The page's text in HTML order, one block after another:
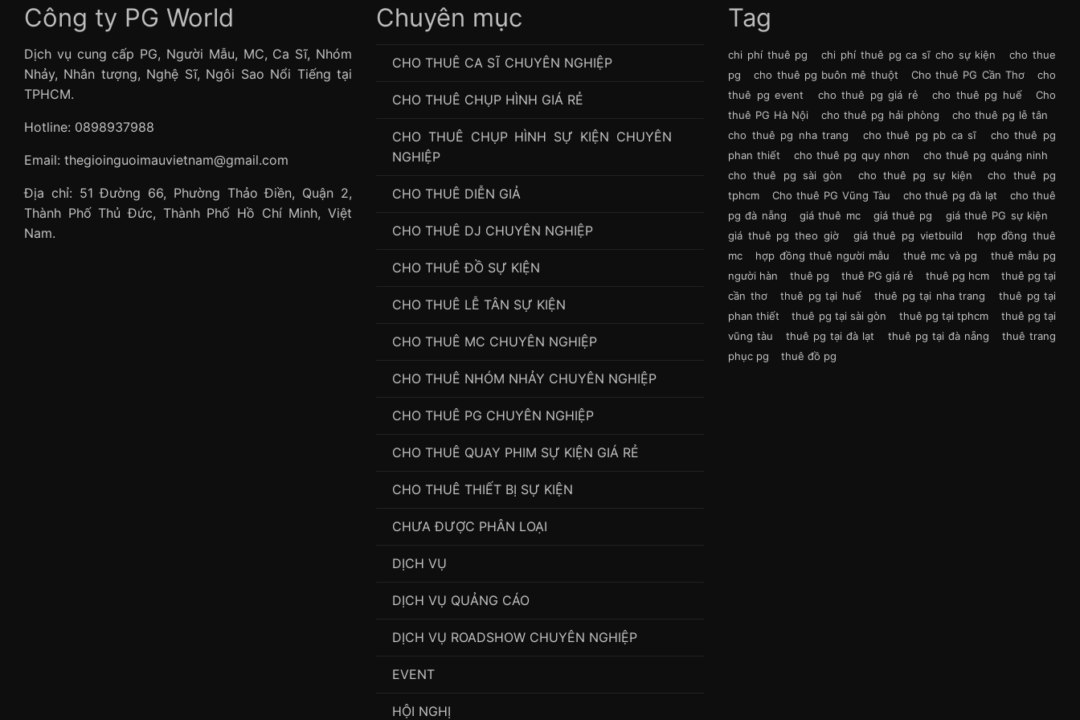
Công ty PG World
Dịch vụ cung cấp PG, Người Mẫu, MC, Ca Sĩ, Nhóm
Nhảy, Nhân tượng, Nghệ Sĩ, Ngôi Sao Nổi Tiếng tại
TPHCM.
Hotline: 0898937988
Email: thegioinguoimauvietnam@gmail.com
Địa chỉ: 51 Đường 66, Phường Thảo Điền, Quận 2,
Thành Phố Thủ Đức, Thành Phố Hồ Chí Minh, Việt
Nam.
Chuyên mục
CHO THUÊ CA SĨ CHUYÊN NGHIỆP
CHO THUÊ CHỤP HÌNH GIÁ RẺ
CHO THUÊ CHỤP HÌNH SỰ KIỆN CHUYÊN
NGHIỆP
CHO THUÊ DIỄN GIẢ
CHO THUÊ DJ CHUYÊN NGHIỆP
CHO THUÊ ĐỒ SỰ KIỆN
CHO THUÊ LỄ TÂN SỰ KIỆN
CHO THUÊ MC CHUYÊN NGHIỆP
CHO THUÊ NHÓM NHẢY CHUYÊN NGHIỆP
CHO THUÊ PG CHUYÊN NGHIỆP
CHO THUÊ QUAY PHIM SỰ KIỆN GIÁ RẺ
CHO THUÊ THIẾT BỊ SỰ KIỆN
CHƯA ĐƯỢC PHÂN LOẠI
DỊCH VỤ
DỊCH VỤ QUẢNG CÁO
DỊCH VỤ ROADSHOW CHUYÊN NGHIỆP
EVENT
HỘI NGHỊ
Tag
chi phí thuê pg chi phí thuê pg ca sĩ cho sự kiện
cho thue
pg
cho thuê pg buôn mê thuột Cho thuê PG Cần Thơ
cho
thuê pg event
cho thuê pg giá rẻ cho thuê pg huế
Cho
thuê PG Hà Nội
cho thuê pg hải phòng
cho thuê pg lễ tân
cho thuê pg nha trang
cho thuê pg pb ca sĩ
cho thuê pg
phan thiết
cho thuê pg quy nhơn
cho thuê pg quảng ninh
cho thuê pg sài gòn
cho thuê pg sự kiện
cho thuê pg
tphcm
Cho thuê PG Vũng Tàu cho thuê pg đà lạt
cho thuê
pg đà nẵng
giá thuê mc giá thuê pg
giá thuê PG sự kiện
giá thuê pg theo giờ
giá thuê pg vietbuild
hợp đồng thuê
mc
hợp đồng thuê người mẫu thuê mc và pg
thuê mẫu pg
người hàn
thuê pg thuê PG giá rẻ thuê pg hcm
thuê pg tại
cần thơ
thuê pg tại huế thuê pg tại nha trang
thuê pg tại
phan thiết
thuê pg tại sài gòn thuê pg tại tphcm
thuê pg tại
vũng tàu
thuê pg tại đà lạt thuê pg tại đà nẵng
thuê trang
phục pg
thuê đồ pg